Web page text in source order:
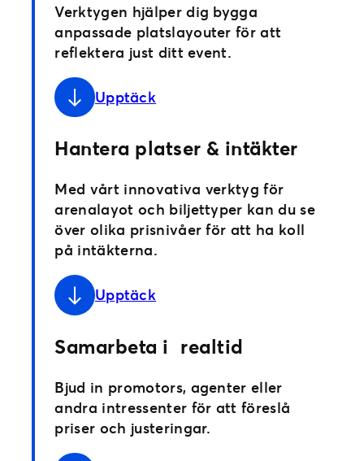
Verktygen hjälper dig bygga
anpassade platslayouter för att
reflektera just ditt event.
Upptäck
Hantera platser & intäkter
Med vårt innovativa verktyg för
arenalayot och biljettyper kan du se
över olika prisnivåer för att ha koll
på intäkterna.
Upptäck
Samarbeta i realtid
Bjud in promotors, agenter eller
andra intressenter för att föreslå
priser och justeringar.